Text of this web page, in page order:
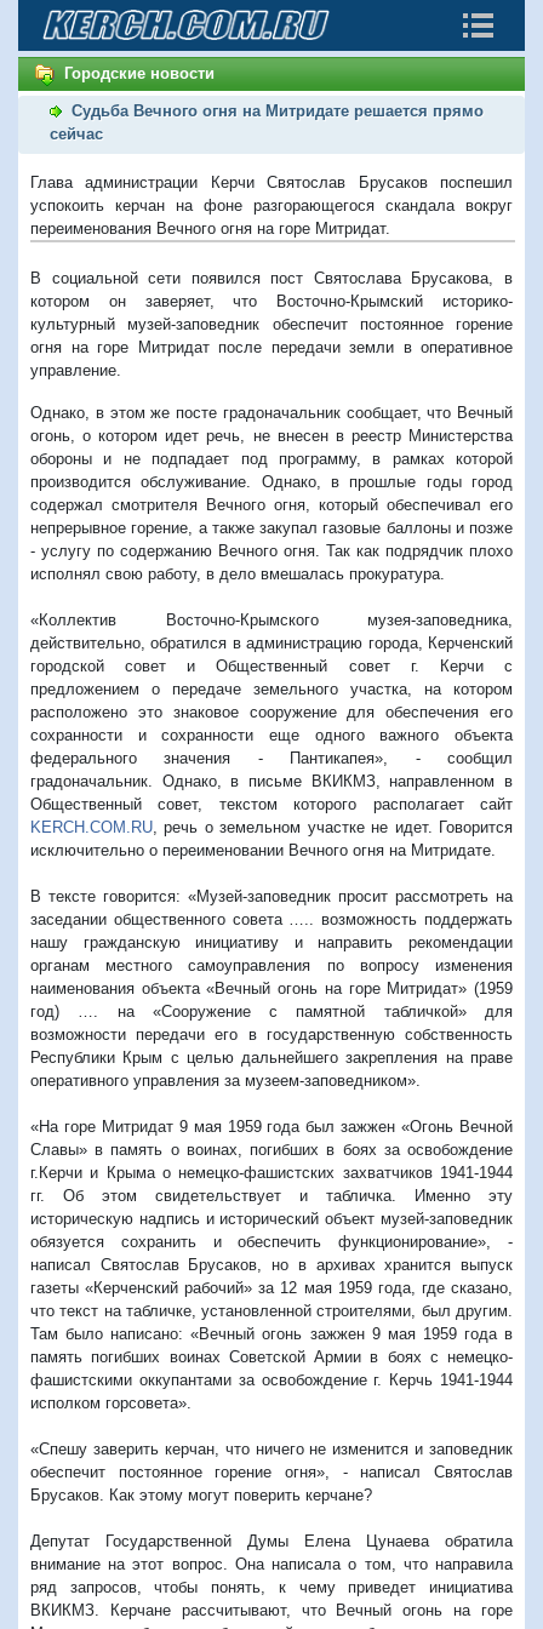
Городские новости
Судьба Вечного огня на Митридате решается прямо
сейчас
Глава администрации Керчи Святослав Брусаков поспешил
успокоить керчан на фоне разгорающегося скандала вокруг
переименования Вечного огня на горе Митридат.
В социальной сети появился пост Святослава Брусакова, в
котором он заверяет, что Восточно-Крымский историко-
культурный музей-заповедник обеспечит постоянное горение
огня на горе Митридат после передачи земли в оперативное
управление.
Однако, в этом же посте градоначальник сообщает, что Вечный
огонь, о котором идет речь, не внесен в реестр Министерства
обороны и не подпадает под программу, в рамках которой
производится обслуживание. Однако, в прошлые годы город
содержал смотрителя Вечного огня, который обеспечивал его
непрерывное горение, а также закупал газовые баллоны и позже
- услугу по содержанию Вечного огня. Так как подрядчик плохо
исполнял свою работу, в дело вмешалась прокуратура.
«Коллектив Восточно-Крымского музея-заповедника,
действительно, обратился в администрацию города, Керченский
городской совет и Общественный совет г. Керчи с
предложением о передаче земельного участка, на котором
расположено это знаковое сооружение для обеспечения его
сохранности и сохранности еще одного важного объекта
федерального значения - Пантикапея», - сообщил
градоначальник. Однако, в письме ВКИКМЗ, направленном в
Общественный совет, текстом которого располагает сайт
KERCH.COM.RU , речь о земельном участке не идет. Говорится
исключительно о переименовании Вечного огня на Митридате.
В тексте говорится: «Музей-заповедник просит рассмотреть на
заседании общественного совета ….. возможность поддержать
нашу гражданскую инициативу и направить рекомендации
органам местного самоуправления по вопросу изменения
наименования объекта «Вечный огонь на горе Митридат» (1959
год) …. на «Сооружение с памятной табличкой» для
возможности передачи его в государственную собственность
Республики Крым с целью дальнейшего закрепления на праве
оперативного управления за музеем-заповедником».
«На горе Митридат 9 мая 1959 года был зажжен «Огонь Вечной
Славы» в память о воинах, погибших в боях за освобождение
г.Керчи и Крыма о немецко-фашистских захватчиков 1941-1944
гг. Об этом свидетельствует и табличка. Именно эту
историческую надпись и исторический объект музей-заповедник
обязуется сохранить и обеспечить функционирование», -
написал Святослав Брусаков, но в архивах хранится выпуск
газеты «Керченский рабочий» за 12 мая 1959 года, где сказано,
что текст на табличке, установленной строителями, был другим.
Там было написано: «Вечный огонь зажжен 9 мая 1959 года в
память погибших воинах Советской Армии в боях с немецко-
фашистскими оккупантами за освобождение г. Керчь 1941-1944
исполком горсовета».
«Спешу заверить керчан, что ничего не изменится и заповедник
обеспечит постоянное горение огня», - написал Святослав
Брусаков. Как этому могут поверить керчане?
Депутат Государственной Думы Елена Цунаева обратила
внимание на этот вопрос. Она написала о том, что направила
ряд запросов, чтобы понять, к чему приведет инициатива
ВКИКМЗ. Керчане рассчитывают, что Вечный огонь на горе